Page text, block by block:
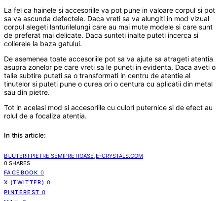
La fel ca hainele si accesoriile va pot pune in valoare corpul si pot
sa va ascunda defectele. Daca vreti sa va alungiti in mod vizual
corpul alegeti lanturilelungi care au mai mute modele si care sunt
de preferat mai delicate. Daca sunteti inalte puteti incerca si
colierele la baza gatului.
De asemenea toate accesoriile pot sa va ajute sa atrageti atentia
asupra zonelor pe care vreti sa le puneti in evidenta. Daca aveti o
talie subtire puteti sa o transformati in centru de atentie al
tinutelor si puteti pune o curea ori o centura cu aplicatii din metal
sau din pietre.
Tot in acelasi mod si accesoriile cu culori puternice si de efect au
rolul de a focaliza atentia.
In this article:
BIJUTERII PIETRE SEMIPRETIOASE,E-CRYSTALS.COM
0 SHARES
FACEBOOK 0
X (TWITTER) 0
PINTEREST 0